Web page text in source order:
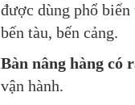
được dùng phổ
bến tàu, bến cảng.
Bàn nâng hàng có
vận hành.